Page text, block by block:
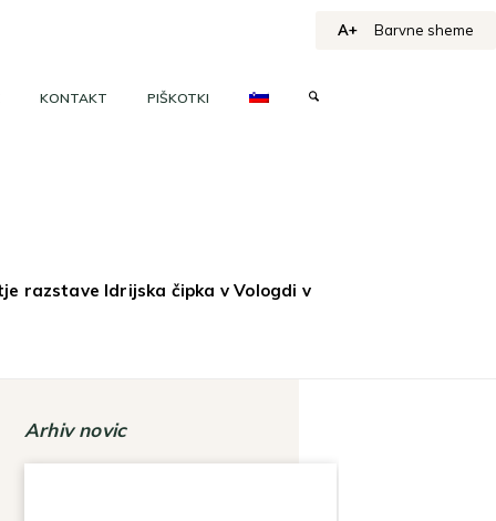
KONTAKT PIŠKOTKI
A+ Barvne sheme
razstave Idrijska čipka v Vologdi v
Arhiv novic